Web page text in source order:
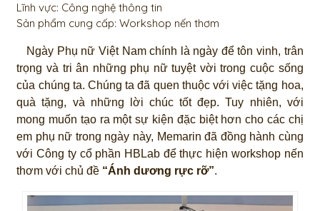
Lĩnh vực: Công nghệ thông tin
Sản phẩm cung cấp: Workshop nến thơm
Ngày Phụ nữ Việt Nam chính là ngày để tôn vinh, trân
trọng và tri ân những phụ nữ tuyệt vời trong cuộc sống
của chúng ta. Chúng ta đã quen thuộc với việc tặng hoa,
quà tặng, và những lời chúc tốt đẹp. Tuy nhiên, với
mong muốn tạo ra một sự kiện đặc biệt hơn cho các chị
em phụ nữ trong ngày này, Memarin đã đồng hành cùng
với Công ty cổ phần HBLab để thực hiện workshop nến
thơm với chủ đề “Ánh dương rực rỡ”.